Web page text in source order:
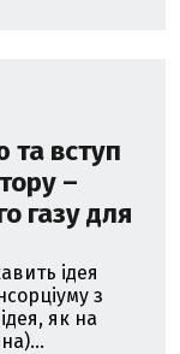
та вступ
–
газу для
ідея
з
як на